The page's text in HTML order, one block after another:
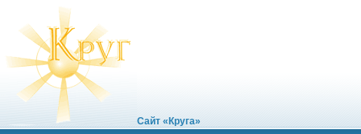
Сайт «Круга»